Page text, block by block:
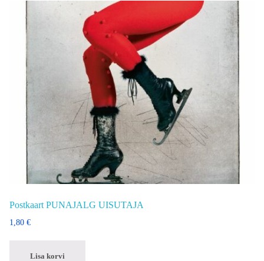
Postkaart PUNAJALG UISUTAJA
1,80 €
Lisa korvi